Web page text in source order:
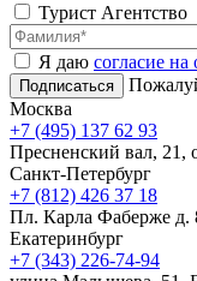
Турист Агентство
Я даю согласие
Подписаться
Москва
+7 (495) 137 62 93
Пресненский вал, 21,
Санкт-Петербург
+7 (812) 426 37 18
Пл. Карла Фаберже д.
Екатеринбург
+7 (343) 226-74-94